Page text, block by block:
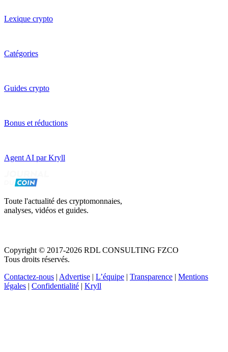
Lexique crypto
Catégories
Guides crypto
Bonus et réductions
Agent AI par Kryll
Toute l'actualité des cryptomonnaies,
analyses, vidéos et guides.
Copyright © 2017-2026 RDL CONSULTING FZCO
Tous droits réservés.
Contactez-nous | Advertise | L’équipe | Transparence | Mentions
légales | Confidentialité | Kryll